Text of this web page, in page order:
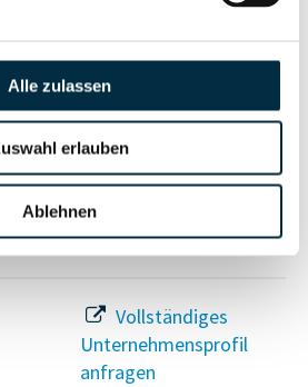
Alle zulassen
erlauben
Ablehnen
Vollständiges
Unternehmensprofil
anfragen
Vollständiges
Unternehmensprofil
anfragen
Vollständiges
Unternehmensprofil
anfragen